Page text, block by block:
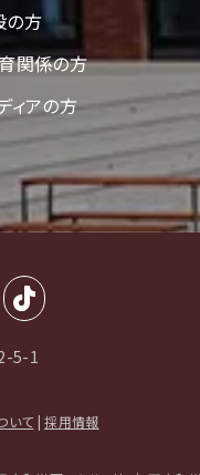
の方
関係の方
ィアの方
5-1
いて |採用情報